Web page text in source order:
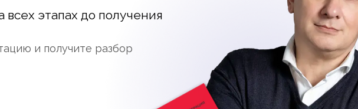
этапах до получения
и получите разбор